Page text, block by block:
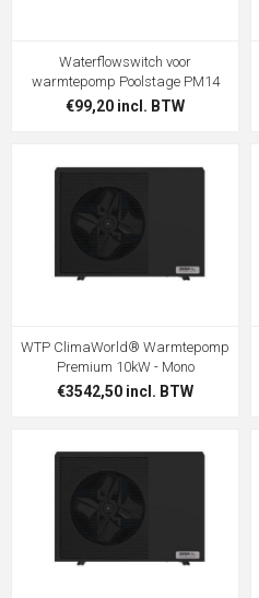
Waterflowswitch voor
warmtepomp Poolstage PM14
€99,20 incl. BTW
WTP ClimaWorld® Warmtepomp
Premium 10kW - Mono
€3542,50 incl. BTW